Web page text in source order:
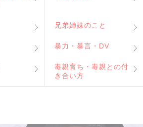
兄弟姉妹のこと
暴力・暴言・DV
毒親育ち・毒親との付
き合い方